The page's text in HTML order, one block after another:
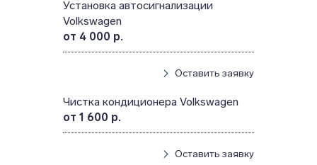
Установка автосигнализации
Volkswagen
от 4 000 р.
Оставить заявку
Чистка кондиционера Volkswagen
от 1 600 р.
Оставить заявку